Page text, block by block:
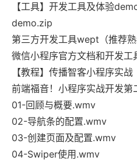
【工具】开发工具及体验
demo.zip
第三方开发工具wept（推荐
微信小程序官方文档和开发工
【教程】传播智客小程序实战
前端福音！小程序实战开发
01-回顾与概要.wmv
02-导航条的配置.wmv
03-创建页面及配置.wmv
04-Swiper使用.wmv